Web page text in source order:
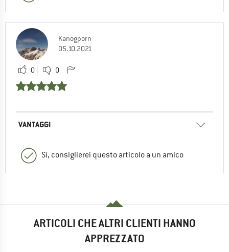
Kanogporn
05.10.2021
0 0
VANTAGGI
Sì, consiglierei questo articolo a un amico
ARTICOLI CHE ALTRI CLIENTI HANNO
APPREZZATO